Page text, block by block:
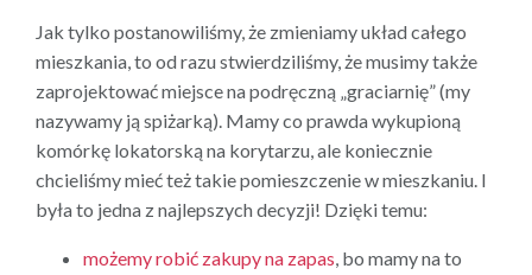
Jak tylko postanowiliśmy, że zmieniamy układ całego
mieszkania, to od razu stwierdziliśmy, że musimy także
zaprojektować miejsce na podręczną „graciarnię” (my
nazywamy ją spiżarką). Mamy co prawda wykupioną
komórkę lokatorską na korytarzu, ale koniecznie
chcieliśmy mieć też takie pomieszczenie w mieszkaniu. I
była to jedna z najlepszych decyzji! Dzięki temu:
możemy robić zakupy na zapas, bo mamy na to